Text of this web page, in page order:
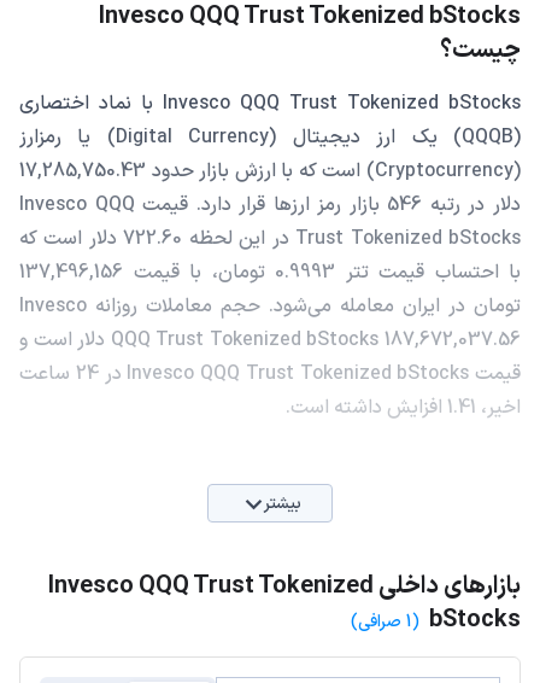
Invesco QQQ Trust Tokenized bStocks
چیست؟
Invesco QQQ Trust Tokenized bStocks با نماد اختصاری
(QQQB) یک ارز دیجیتال (Digital Currency) یا رمزارز
(Cryptocurrency) است که با ارزش بازار حدود 17,285,750.43
دلار در رتبه 546 بازار رمز ارزها قرار دارد. قیمت Invesco QQQ
Trust Tokenized bStocks در این لحظه 722.60 دلار است که
با احتساب قیمت تتر 0.9993 تومان، با قیمت 137,496,156
تومان در ایران معامله می‌شود. حجم معاملات روزانه Invesco
QQQ Trust Tokenized bStocks 187,672,037.56 دلار است و
قیمت Invesco QQQ Trust Tokenized bStocks در 24 ساعت
اخیر، 1.41 افزایش داشته است.
بیشتر
بازارهای داخلی Invesco QQQ Trust Tokenized
bStocks (1 صرافی)